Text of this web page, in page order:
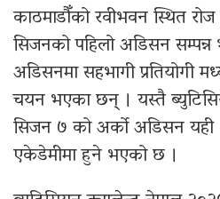
काठमाडौँको रवीभवन स्थित
सिजनको पहिलो अडिसन
अडिसनमा सहभागी प्रतियोगी
चयन भएका छन् । यस्तै
सिजन ७ को अर्को अडिसन यही
एकेडेमीमा हुने भएको छ ।